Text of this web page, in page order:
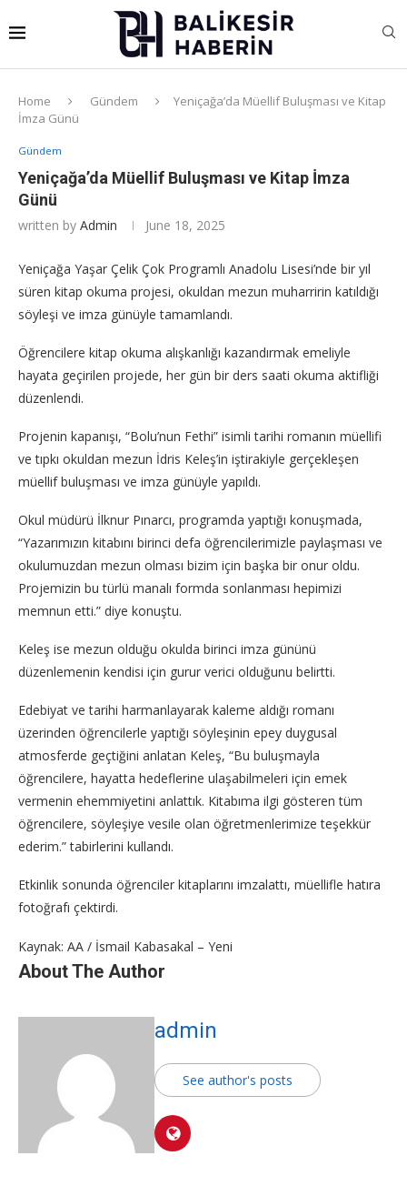
Home Gündem
Yeniçağa’da Müellif Buluşması ve Kitap
İmza Günü
Gündem
Yeniçağa’da Müellif Buluşması ve Kitap İmza
Günü
written by Admin June 18, 2025
Yeniçağa Yaşar Çelik Çok Programlı Anadolu Lisesi’nde bir yıl
süren kitap okuma projesi, okuldan mezun muharririn katıldığı
söyleşi ve imza günüyle tamamlandı.
Öğrencilere kitap okuma alışkanlığı kazandırmak emeliyle
hayata geçirilen projede, her gün bir ders saati okuma aktifliği
düzenlendi.
Projenin kapanışı, “Bolu’nun Fethi” isimli tarihi romanın müellifi
ve tıpkı okuldan mezun İdris Keleş’in iştirakiyle gerçekleşen
müellif buluşması ve imza günüyle yapıldı.
Okul müdürü İlknur Pınarcı, programda yaptığı konuşmada,
“Yazarımızın kitabını birinci defa öğrencilerimizle paylaşması ve
okulumuzdan mezun olması bizim için başka bir onur oldu.
Projemizin bu türlü manalı formda sonlanması hepimizi
memnun etti.” diye konuştu.
Keleş ise mezun olduğu okulda birinci imza gününü
düzenlemenin kendisi için gurur verici olduğunu belirtti.
Edebiyat ve tarihi harmanlayarak kaleme aldığı romanı
üzerinden öğrencilerle yaptığı söyleşinin epey duygusal
atmosferde geçtiğini anlatan Keleş, “Bu buluşmayla
öğrencilere, hayatta hedeflerine ulaşabilmeleri için emek
vermenin ehemmiyetini anlattık. Kitabıma ilgi gösteren tüm
öğrencilere, söyleşiye vesile olan öğretmenlerimize teşekkür
ederim.” tabirlerini kullandı.
Etkinlik sonunda öğrenciler kitaplarını imzalattı, müellifle hatıra
fotoğrafı çektirdi.
Kaynak: AA / İsmail Kabasakal – Yeni
About The Author
admin
See author's posts